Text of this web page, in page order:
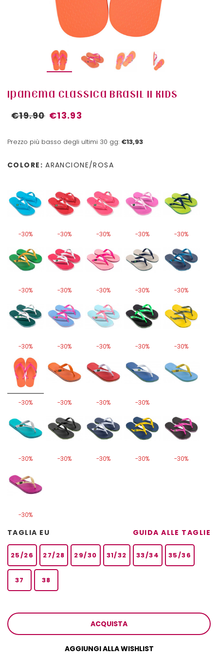
IPANEMA CLASSICA BRASIL II KIDS
€19.90 €13.93
Prezzo più basso degli ultimi 30 gg: €13,93
COLORE: ARANCIONE/ROSA
-30% -30% -30% -30% -30%
-30% -30% -30% -30% -30%
-30% -30% -30% -30% -30%
-30% -30% -30% -30%
-30% -30% -30% -30% -30%
-30%
TAGLIA EU GUIDA ALLE TAGLIE
25/26 27/28 29/30 31/32 33/34 35/36
37 38
ACQUISTA
AGGIUNGI ALLA WISHLIST